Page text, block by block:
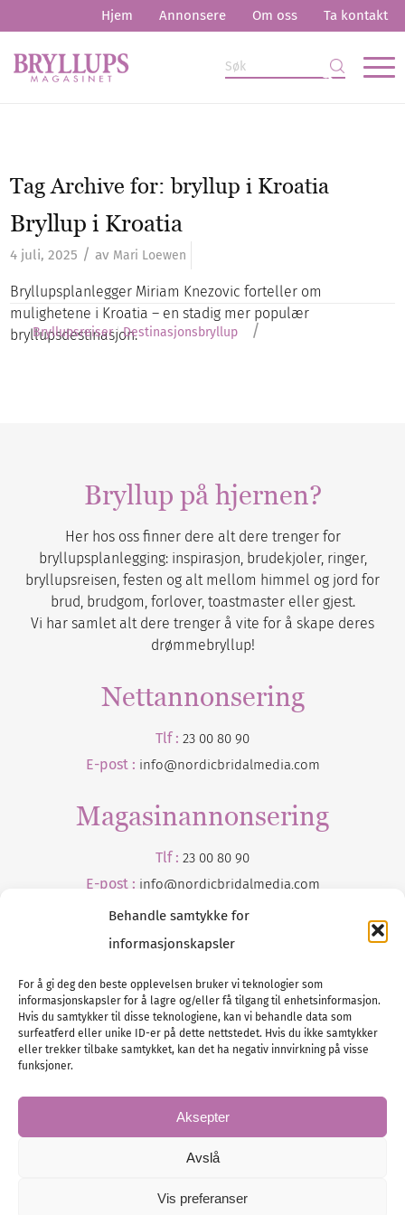
Behandle samtykke for
informasjonskapsler
For å gi deg den beste opplevelsen bruker vi teknologier som
informasjonskapsler for å lagre og/eller få tilgang til enhetsinformasjon.
Hvis du samtykker til disse teknologiene, kan vi behandle data som
surfeatferd eller unike ID-er på dette nettstedet. Hvis du ikke samtykker
eller trekker tilbake samtykket, kan det ha negativ innvirkning på visse
funksjoner.
Aksepter
Avslå
Vis preferanser
Hjem Annonsere Om oss Ta kontakt
Tag Archive for:bryllup i Kroatia
Bryllup i Kroatia
4 juli, 2025 / av Mari Loewen
Bryllupsplanlegger Miriam Knezovic forteller om
mulighetene i Kroatia – en stadig mer populær
bryllupsdestinasjon.
Bryllupsreiser Destinasjonsbryllup /
Bryllup på hjernen?
Her hos oss finner dere alt dere trenger for
bryllupsplanlegging: inspirasjon, brudekjoler, ringer,
bryllupsreisen, festen og alt mellom himmel og jord for
brud, brudgom, forlover, toastmaster eller gjest.
Vi har samlet alt dere trenger å vite for å skape deres
drømmebryllup!
Nettannonsering
Tlf : 23 00 80 90
E-post : info@nordicbridalmedia.com
Magasinannonsering
Tlf : 23 00 80 90
E-post : info@nordicbridalmedia.com
Tlf :23 00 80 90
© All rights reserved.
VAT: NO911740648